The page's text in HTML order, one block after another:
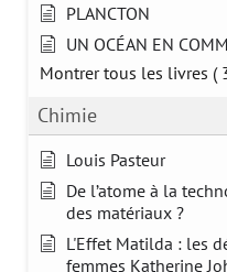
PLANCTON
UN OCÉAN EN
Montrer tous les livres (
Chimie
Louis Pasteur
De l’atome à la
des matériaux ?
L'Effet Matilda : les
femmes Katherine